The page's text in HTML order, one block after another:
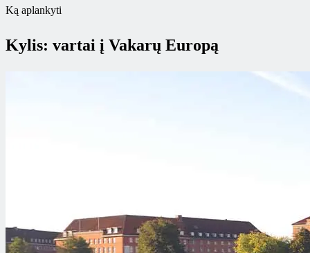
Ką aplankyti
Kylis: vartai į Vakarų Europą